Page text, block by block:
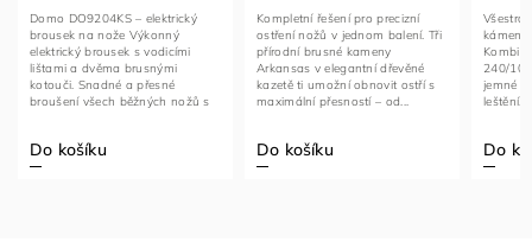
Do košíku
Domo DO9204KS – elektrický
brousek na nože Výkonný
elektrický brousek s vodicími
lištami a dvěma brusnými
kotouči. Snadné a přesné
broušení všech běžných nožů s
Do košíku
Kompletní řešení pro precizní
ostření nožů v jednom balení. Tři
přírodní brusné kameny
Arkansas v elegantní dřevěné
kazetě ti umožní obnovit ostří s
maximální přesností – od...
Do
kámen pro
240/1000/
jemné
leštění.